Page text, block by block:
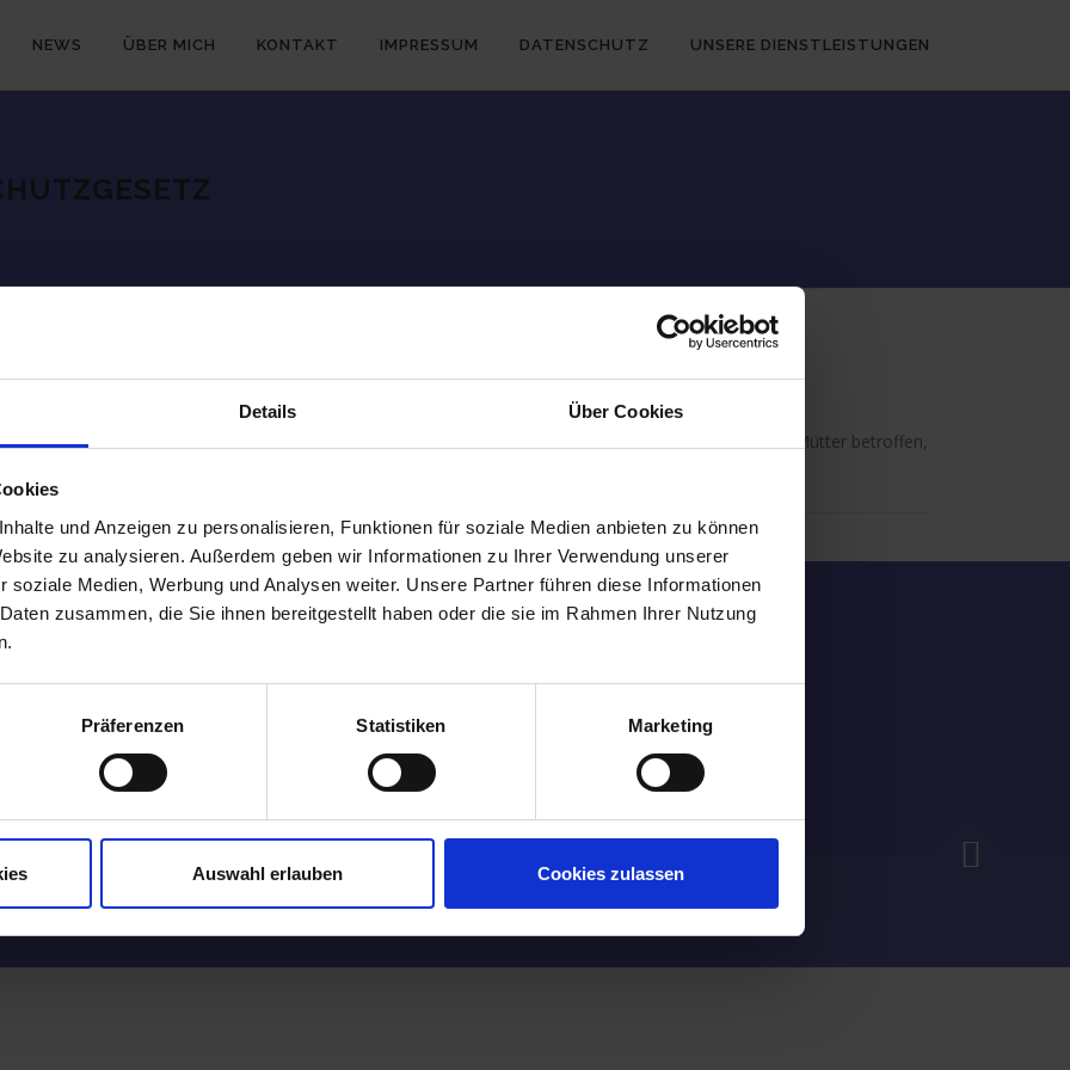
Details Über Cookies
und Anzeigen zu personalisieren, Funktionen für soziale Medien anbieten zu können
zu analysieren. Außerdem geben wir Informationen zu Ihrer Verwendung unserer
soziale Medien, Werbung und Analysen weiter. Unsere Partner führen diese Informationen
zusammen, die Sie ihnen bereitgestellt haben oder die sie im Rahmen Ihrer Nutzung
Präferenzen Statistiken Marketing
Auswahl erlauben Cookies zulassen
NEWS ÜBER MICH KONTAKT IMPRESSUM DATENSCHUTZ UNSERE DIENSTLEISTUNGEN
wird in großen Teilen erst zum 01.01.2018 in Kraft treten. Von den Regelungen sind mehr Mütter betroffen,
Copyright © 2026 AGH Heinen–OnePressTheme von FameThemes